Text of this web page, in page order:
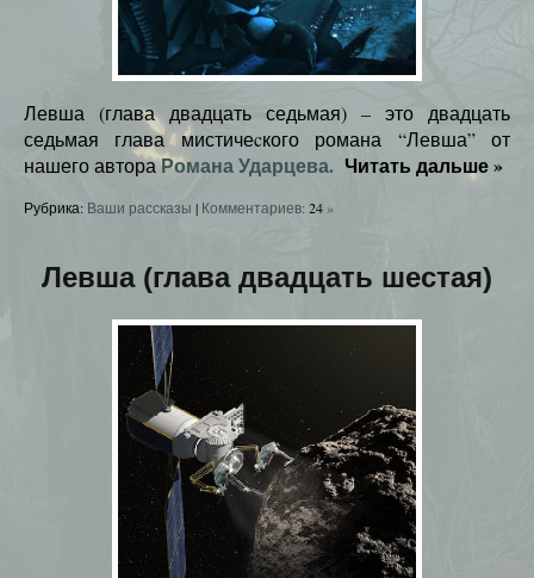
Левша (глава двадцать седьмая) – это двадцать
седьмая глава мистичеcкого романа “Левша” от
нашего автораРомана Ударцева. Читать дальше»
Рубрика: Ваши рассказы | Комментариев: 24 »
Левша (глава двадцать шестая)